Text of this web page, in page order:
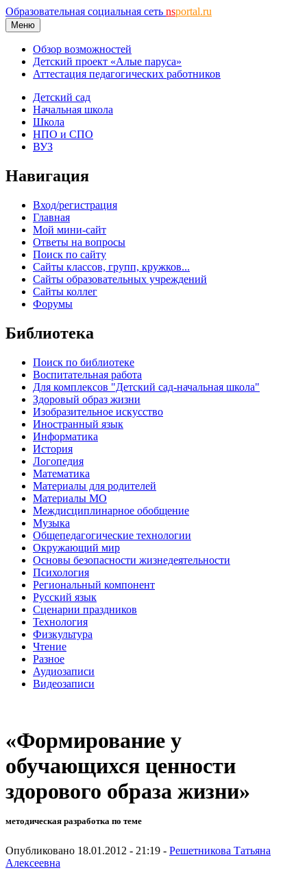
Образовательная социальная сеть nsportal.ru
Меню
Обзор возможностей
Детский проект «Алые паруса»
Аттестация педагогических работников
Детский сад
Начальная школа
Школа
НПО и СПО
ВУЗ
Навигация
Вход/регистрация
Главная
Мой мини-сайт
Ответы на вопросы
Поиск по сайту
Сайты классов, групп, кружков...
Сайты образовательных учреждений
Сайты коллег
Форумы
Библиотека
Поиск по библиотеке
Воспитательная работа
Для комплексов "Детский сад-начальная школа"
Здоровый образ жизни
Изобразительное искусство
Иностранный язык
Информатика
История
Логопедия
Математика
Материалы для родителей
Материалы МО
Междисциплинарное обобщение
Музыка
Общепедагогические технологии
Окружающий мир
Основы безопасности жизнедеятельности
Психология
Региональный компонент
Русский язык
Сценарии праздников
Технология
Физкультура
Чтение
Разное
Аудиозаписи
Видеозаписи
«Формирование у
обучающихся ценности
здорового образа жизни»
методическая разработка по теме
Опубликовано 18.01.2012 - 21:19 - Решетникова Татьяна
Алексеевна